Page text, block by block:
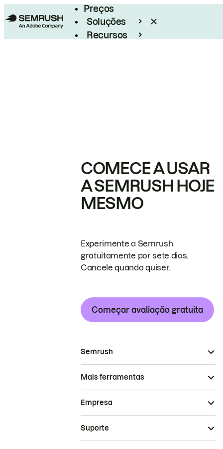
Preços
Soluções
Recursos
COMECE A USAR
A SEMRUSH HOJE
MESMO
Experimente a Semrush
gratuitamente por sete dias.
Cancele quando quiser.
Começar avaliação gratuita
Semrush
Mais ferramentas
Empresa
Suporte